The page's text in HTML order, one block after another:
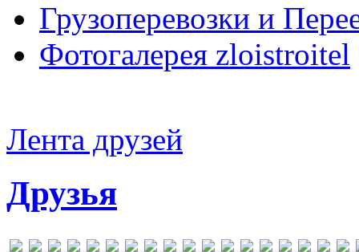
Грузоперевозки и
Фотогалерея zloistroitel
Лента друзей
Друзья